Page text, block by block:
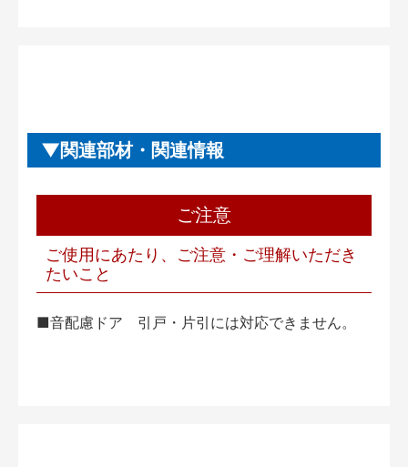
関連部材・関連情報
ご注意
ご使用にあたり、ご注意・ご理解いただき
たいこと
■音配慮ドア 引戸・片引には対応できません。